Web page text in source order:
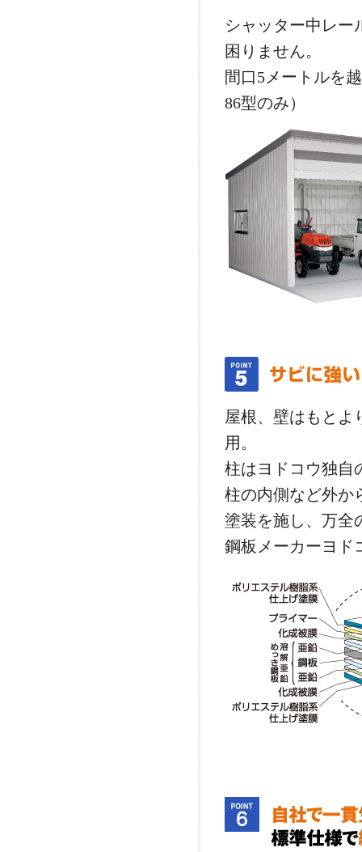
シャッター中レー
困りません。
間口5メートルを
86型のみ）
屋根、壁はもとよ
用。
柱はヨドコウ独自
柱の内側など外か
塗装を施し、万全
鋼板メーカーヨド